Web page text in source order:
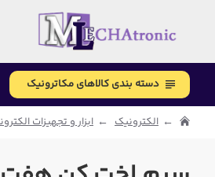
دسته بندی کالاهای مکاترونیک
الکترونیک ابزار و تجهیزات